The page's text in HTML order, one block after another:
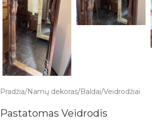
Pradžia/Namų dekoras/Baldai/Veidrodžiai
Pastatomas Veidrodis